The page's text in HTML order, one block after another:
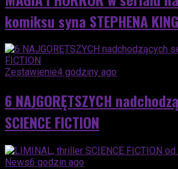
komiksu syna STEPHENA
Zestawienie4 godziny ago
6 NAJGORĘTSZYCH
SCIENCE FICTION
News6 godzin ago